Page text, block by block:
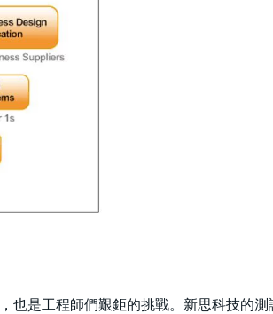
也是工程師們艱鉅的挑戰。新思科技的測